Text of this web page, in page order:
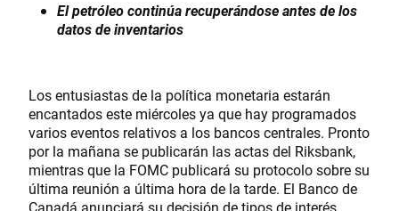
El petróleo continúa recuperándose antes de los
datos de inventarios
Los entusiastas de la política monetaria estarán
encantados este miércoles ya que hay programados
varios eventos relativos a los bancos centrales. Pronto
por la mañana se publicarán las actas del Riksbank,
mientras que la FOMC publicará su protocolo sobre su
última reunión a última hora de la tarde. El Banco de
Canadá anunciará su decisión de tipos de interés